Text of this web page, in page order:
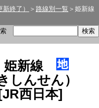
終了） ＞ 路線別一覧 ＞姫新線
索
姫新線
しんせん）
[JR西日本]